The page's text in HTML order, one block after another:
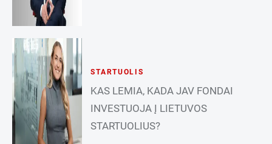
STARTUOLIS
KAS LEMIA, KADA JAV FONDAI
INVESTUOJA Į LIETUVOS
STARTUOLIUS?